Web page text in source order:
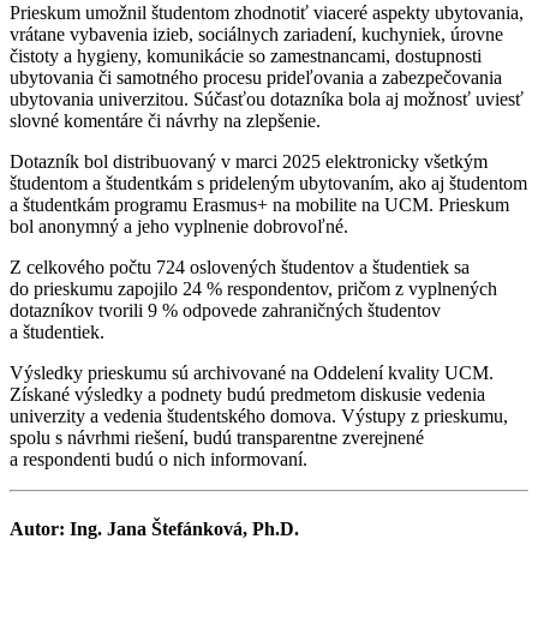
Prieskum umožnil študentom zhodnotiť viaceré aspekty ubytovania,
vrátane vybavenia izieb, sociálnych zariadení, kuchyniek, úrovne
čistoty a hygieny, komunikácie so zamestnancami, dostupnosti
ubytovania či samotného procesu prideľovania a zabezpečovania
ubytovania univerzitou. Súčasťou dotazníka bola aj možnosť uviesť
slovné komentáre či návrhy na zlepšenie.
Dotazník bol distribuovaný v marci 2025 elektronicky všetkým
študentom a študentkám s prideleným ubytovaním, ako aj študentom
a študentkám programu Erasmus+ na mobilite na UCM. Prieskum
bol anonymný a jeho vyplnenie dobrovoľné.
Z celkového počtu 724 oslovených študentov a študentiek sa
do prieskumu zapojilo 24 % respondentov, pričom z vyplnených
dotazníkov tvorili 9 % odpovede zahraničných študentov
a študentiek.
Výsledky prieskumu sú archivované na Oddelení kvality UCM.
Získané výsledky a podnety budú predmetom diskusie vedenia
univerzity a vedenia študentského domova. Výstupy z prieskumu,
spolu s návrhmi riešení, budú transparentne zverejnené
a respondenti budú o nich informovaní.
Autor: Ing. Jana Štefánková, Ph.D.